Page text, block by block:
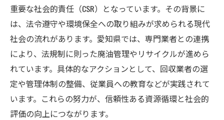
重要な社会的責任（CSR）となっています。その背景に
は、法令遵守や環境保全への取り組みが求められる現代
社会の流れがあります。愛知県では、専門業者との連携
により、法規制に則った廃油管理やリサイクルが進めら
れています。具体的なアクションとして、回収業者の選
定や管理体制の整備、従業員への教育などが実践されて
います。これらの努力が、信頼性ある資源循環と社会的
評価の向上につながります。